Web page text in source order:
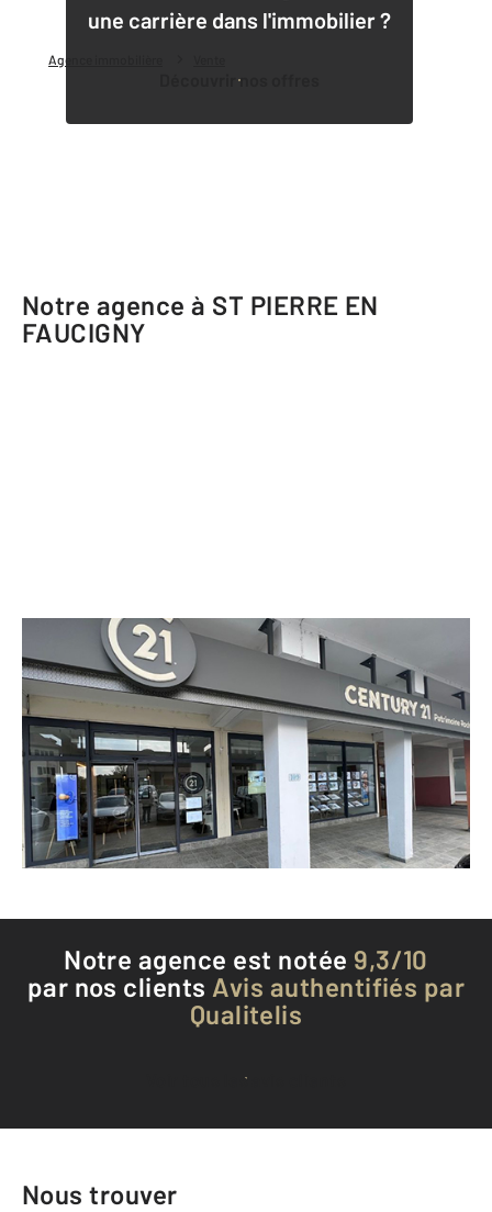
Agence immobilière
une carrière dans l'immobilier ?
Découvrir nos offres
Notre agence à ST PIERRE EN
FAUCIGNY
CENTURY 21 Patrimoine Rochois
109 place des Arcades
ST PIERRE EN FAUCIGNY - 74800
Envoyer un message
Téléphoner à l'agence
Notre agence est notée 9,3/10
par nos clients Avis authentifiés par
Qualitelis
Voir tous les avis clients
Nous trouver